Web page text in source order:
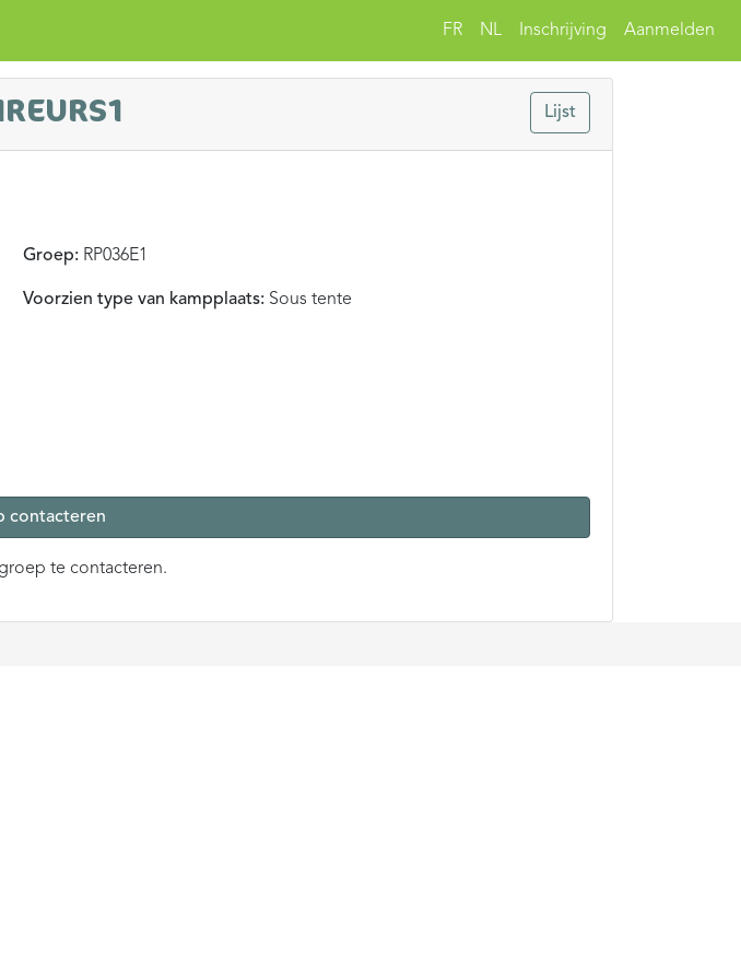
FR NL Inschrijving Aanmelden
Lijst
Groep: RP036E1
Voorzien type van kampplaats: Sous tente
contacteren
te contacteren.